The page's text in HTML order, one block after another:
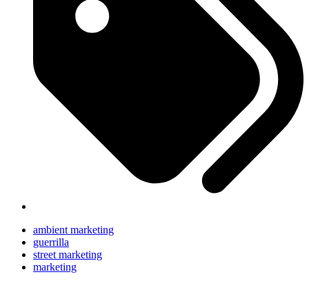
ambient marketing
guerrilla
street marketing
marketing